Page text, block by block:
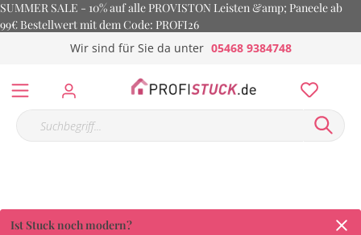
SUMMER SALE - 10% auf alle PROVISTON Leisten &amp; Paneele ab
99€ Bestellwert mit dem Code: PROFI26
Wir sind für Sie da unter 05468 9384748
Ist Stuck noch modern?